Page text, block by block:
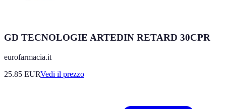
GD TECNOLOGIE ARTEDIN RETARD 30CPR
eurofarmacia.it
25.85 EURVedi il prezzo